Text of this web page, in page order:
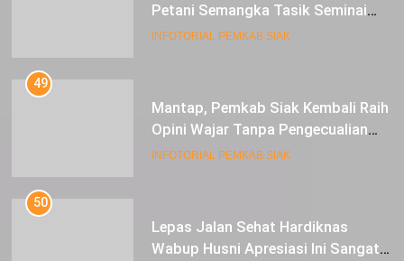
Petani Semangka Tasik Seminai
Raup Untung
INFOTORIAL PEMKAB SIAK
49
Mantap, Pemkab Siak Kembali Raih
Opini Wajar Tanpa Pengecualian
ke-13 Dari BPK RI.
INFOTORIAL PEMKAB SIAK
50
Lepas Jalan Sehat Hardiknas
Wabup Husni Apresiasi Ini Sangat